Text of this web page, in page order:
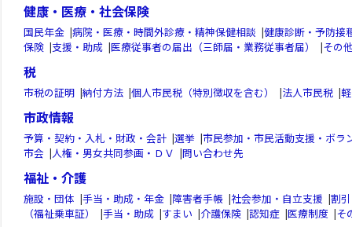
健康・医療・社会保険
国民年金 |病院・医療・時間外診療・精神保健相談 |健康診断・予防接
保険 |支援・助成 |医療従事者の届出（三師届・業務従事者届） |その
税
市税の証明 |納付方法 |個人市民税（特別徴収を含む） |法人市民税 |
市政情報
予算・契約・入札・財政・会計 |選挙 |市民参加・市民活動支援・ボラ
市会 |人権・男女共同参画・ＤＶ |問い合わせ先
福祉・介護
施設・団体 |手当・助成・年金 |障害者手帳 |社会参加・自立支援 |割
（福祉乗車証）
|手当・助成 |すまい |介護保険 |認知症 |医療制度 |そ